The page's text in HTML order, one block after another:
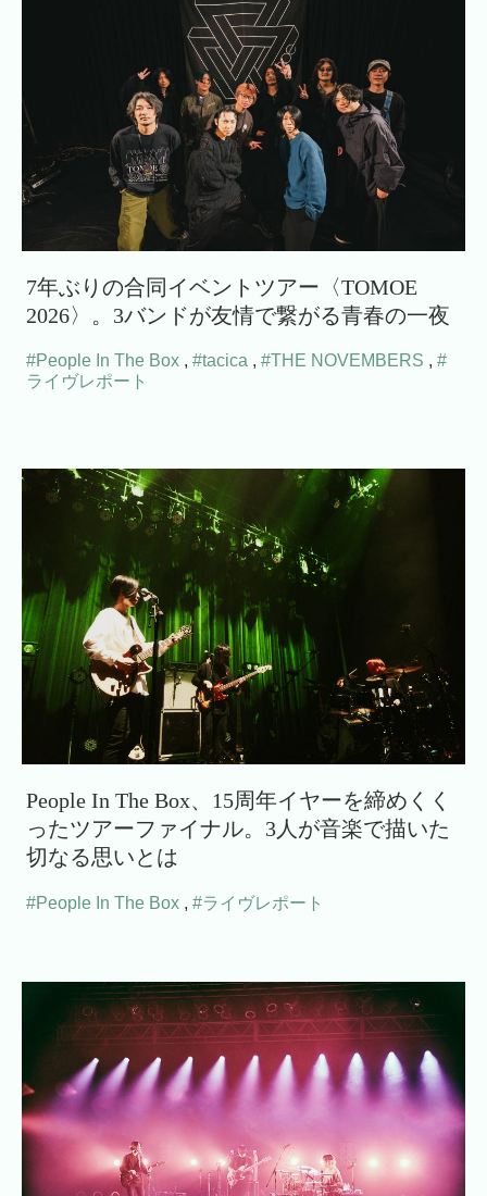
7年ぶりの合同イベントツアー〈TOMOE
2026〉。3バンドが友情で繋がる青春の一夜
#People In The Box , #tacica , #THE NOVEMBERS , #
ライヴレポート
People In The Box、15周年イヤーを締めくく
ったツアーファイナル。3人が音楽で描いた
切なる思いとは
#People In The Box , #ライヴレポート